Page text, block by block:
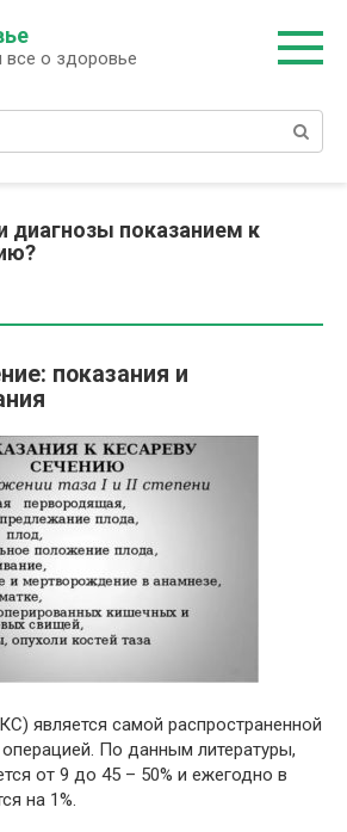
о здоровье
диагнозы показанием к
показания и
является самой распространенной
По данным литературы,
от 9 до 45 – 50% и ежегодно в
на 1%.